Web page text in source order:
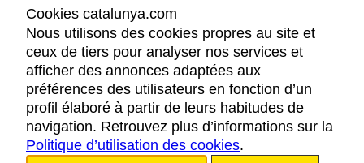
MENTIONS LÉGALES
RÈGLES DE CONFIDENTIALITÉ
COOKIES
ACCESSIBILITÉ
Cookies catalunya.com
Nous utilisons des cookies propres au site et
ceux de tiers pour analyser nos services et
afficher des annonces adaptées aux
préférences des utilisateurs en fonction d’un
profil élaboré à partir de leurs habitudes de
navigation. Retrouvez plus d’informations sur la
Politique d’utilisation des cookies.